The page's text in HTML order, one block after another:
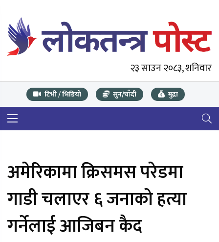
२३ साउन २०८३, शनिवार
टिभी / भिडियो सुन/चाँदी मुद्रा
अमेरिकामा क्रिसमस परेडमा
गाडी चलाएर ६ जनाको हत्या
गर्नेलाई आजिबन कैद